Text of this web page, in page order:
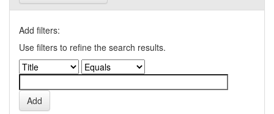
Add filters:
Use filters to refine the search results.